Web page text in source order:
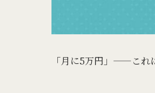
「月に5万円」——これ